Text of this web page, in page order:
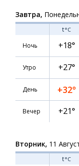
Завтра,
t°C
Ночь
+18°
Утро +27°
День +32°
Вечер +21°
Вторник, 11
t°C